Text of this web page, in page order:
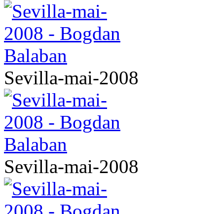
Sevilla-mai-2008
Sevilla-mai-2008